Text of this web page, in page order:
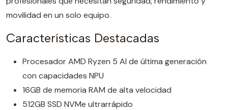
movilidad en un solo equipo.
Características Destacadas
Procesador AMD Ryzen 5 AI de última generación
con capacidades NPU
16GB de memoria RAM de alta velocidad
512GB SSD NVMe ultrarrápido